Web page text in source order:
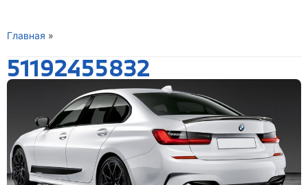
Главная »
51192455832